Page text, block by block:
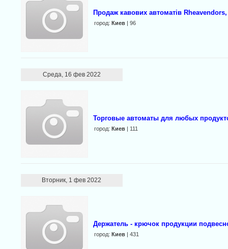
Продаж кавових автоматів
город: Киев| 96
Среда, 16 фев 2022
Торговые автоматы для любых
город: Киев| 111
Вторник, 1 фев 2022
Держатель - крючок продукции
город: Киев| 431